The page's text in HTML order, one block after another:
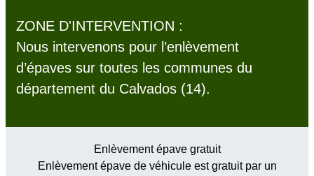
ZONE D'INTERVENTION :
Nous intervenons pour l’enlèvement
d’épaves sur toutes les communes du
département du Calvados (14).
Enlèvement épave gratuit
Enlèvement épave de véhicule est gratuit par un